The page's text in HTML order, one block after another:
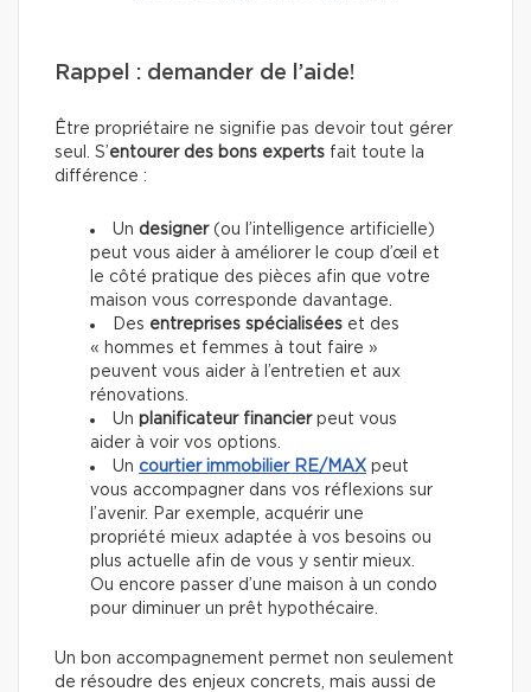
Rappel : demander de l’aide!
Être propriétaire ne signifie pas devoir tout gérer
seul. S’entourer des bons experts fait toute la
différence :
Un designer(ou l’intelligence artificielle)
peut vous aider à améliorer le coup d’œil et
le côté pratique des pièces afin que votre
maison vous corresponde davantage.
Des entreprises spécialisées et des
« hommes et femmes à tout faire »
peuvent vous aider à l’entretien et aux
rénovations.
Un planificateur financierpeut vous
aider à voir vos options.
Un courtier immobilier RE/MAX peut
vous accompagner dans vos réflexions sur
l’avenir. Par exemple, acquérir une
propriété mieux adaptée à vos besoins ou
plus actuelle afin de vous y sentir mieux.
Ou encore passer d’une maison à un condo
pour diminuer un prêt hypothécaire.
Un bon accompagnement permet non seulement
de résoudre des enjeux concrets, mais aussi de